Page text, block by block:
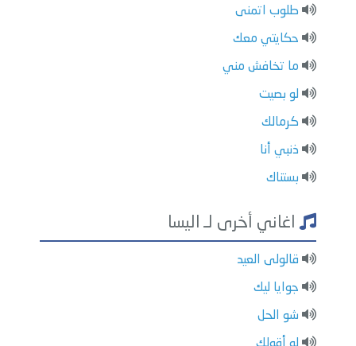
طلوب اتمنى
حكايتي معك
ما تخافش مني
لو بصيت
كرمالك
ذنبي أنا
بستناك
اغاني أخرى لـ اليسا
قالولى العيد
جوايا ليك
شو الحل